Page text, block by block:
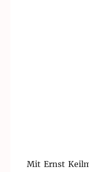
Mit Ernst